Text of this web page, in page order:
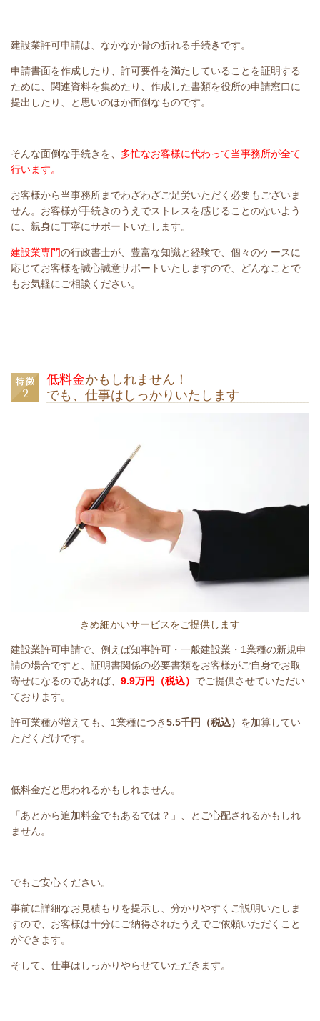
建設業許可申請は、なかなか骨の折れる手続きです。
申請書面を作成したり、許可要件を満たしていることを証明する
ために、関連資料を集めたり、作成した書類を役所の申請窓口に
提出したり、と思いのほか面倒なものです。
そんな面倒な手続きを、 多忙なお客様に代わって当事務所が全て
行います。
お客様から当事務所までわざわざご足労いただく必要もございま
せん。お客様が手続きのうえでストレスを感じることのないよう
に、親身に丁寧にサポートいたします。
建設業専門の行政書士が、豊富な知識と経験で、個々のケースに
応じてお客様を誠心誠意サポートいたしますので、どんなことで
もお気軽にご相談ください。
低料金かもしれません！
でも、仕事はしっかりいたします
きめ細かいサービスをご提供します
建設業許可申請で、例えば知事許可・一般建設業・1業種の新規申
請の場合ですと、証明書関係の必要書類をお客様がご自身でお取
寄せになるのであれば、 9.9万円（税込） でご提供させていただい
ております。
許可業種が増えても、1業種につき5.5千円（税込） を加算してい
ただくだけです。
低料金だと思われるかもしれません。
「あとから追加料金でもあるでは？」、とご心配されるかもしれ
ません。
でもご安心ください。
事前に詳細なお見積もりを提示し、分かりやすくご説明いたしま
すので、お客様は十分にご納得されたうえでご依頼いただくこと
ができます。
そして、仕事はしっかりやらせていただきます。